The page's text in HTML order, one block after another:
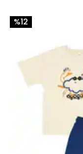
Saat 15.30'a kadar
Diğer saatlerde
Siparişiniz İstanbul
sonraki ilk iş günü,
%12